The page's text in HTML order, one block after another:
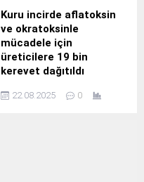
Kuru incirde aflatoksin
ve okratoksinle
mücadele için
üreticilere 19 bin
kerevet dağıtıldı
incirde gıda güvenliğini
22.08.2025 0